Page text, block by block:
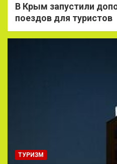
В Крым запустили
поездов для туристов
ТУРИЗМ